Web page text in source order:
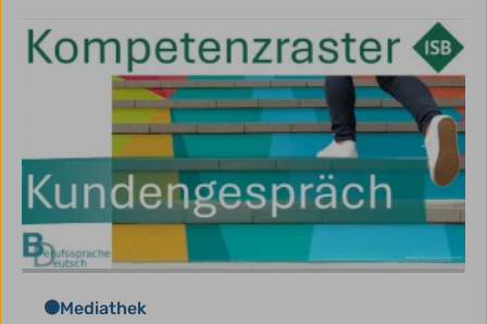
Mediathek